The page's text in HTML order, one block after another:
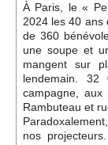
À Paris, le «
2024 les 40 ans
de 360
une soupe et
mangent sur
lendemain.
campagne,
Rambuteau et
nos